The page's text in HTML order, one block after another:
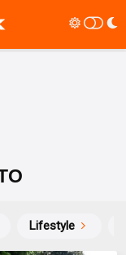
Lifestyle